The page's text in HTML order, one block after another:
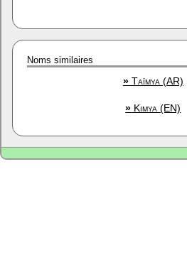
Noms similaires
»Taïmya (AR)
» Kimya (EN)